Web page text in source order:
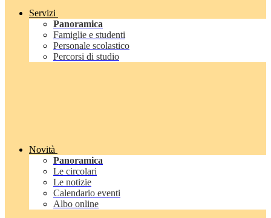
Servizi
Panoramica
Famiglie e studenti
Personale scolastico
Percorsi di studio
Novità
Panoramica
Le circolari
Le notizie
Calendario eventi
Albo online